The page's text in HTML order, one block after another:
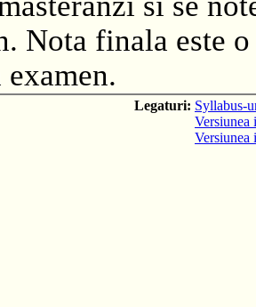
Nota finala este
Legaturi: Syllabus-
Versiunea